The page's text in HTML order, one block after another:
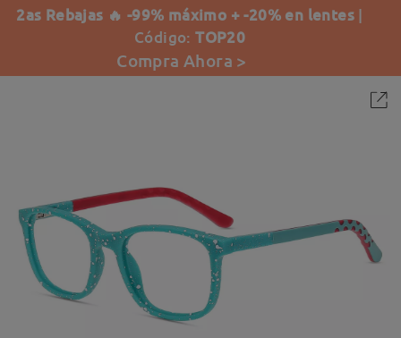
2as Rebajas 🔥 -99% máximo + -20% en lentes |
Código:TOP20
Compra Ahora >